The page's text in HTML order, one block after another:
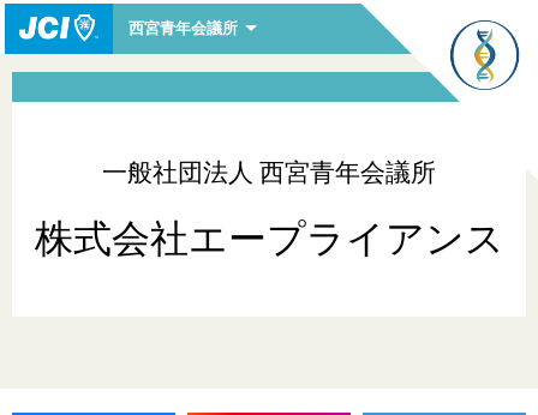
西宮青年会議所
一般社団法人 西宮青年会議所
株式会社エープライアンス